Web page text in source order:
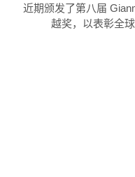
近期颁发了第八届
越奖，以表彰全